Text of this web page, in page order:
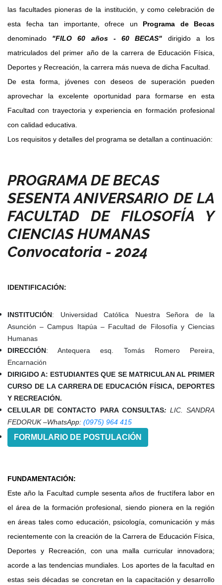
las facultades pioneras de la institución, y como celebración de
esta fecha tan importante, ofrece un Programa de Becas
denominado "FILO 60 años - 60 BECAS" dirigido a los
matriculados del primer año de la carrera de Educación Física,
Deportes y Recreación, la carrera más nueva de dicha Facultad.
De esta forma, jóvenes con deseos de superación pueden
aprovechar la excelente oportunidad para formarse en esta
Facultad con trayectoria y experiencia en formación profesional
con calidad educativa.
Los requisitos y detalles del programa se detallan a continuación:
PROGRAMA DE BECAS
SESENTA ANIVERSARIO DE LA
FACULTAD DE FILOSOFÍA Y
CIENCIAS HUMANAS
Convocatoria - 2024
IDENTIFICACIÓN:
INSTITUCIÓN: Universidad Católica Nuestra Señora de la
Asunción – Campus Itapúa – Facultad de Filosofía y Ciencias
Humanas
DIRECCIÓN: Antequera esq. Tomás Romero Pereira,
Encarnación
DIRIGIDO A: ESTUDIANTES QUE SE MATRICULAN AL PRIMER
CURSO DE LA CARRERA DE EDUCACIÓN FÍSICA, DEPORTES
Y RECREACIÓN.
CELULAR DE CONTACTO PARA CONSULTAS: LIC. SANDRA
FEDORUK –WhatsApp: (0975) 964 415
FORMULARIO DE POSTULACIÓN
FUNDAMENTACIÓN:
Este año la Facultad cumple sesenta años de fructífera labor en
el área de la formación profesional, siendo pionera en la región
en áreas tales como educación, psicología, comunicación y más
recientemente con la creación de la Carrera de Educación Física,
Deportes y Recreación, con una malla curricular innovadora;
acorde a las tendencias mundiales. Los aportes de la facultad en
estas seis décadas se concretan en la capacitación y desarrollo